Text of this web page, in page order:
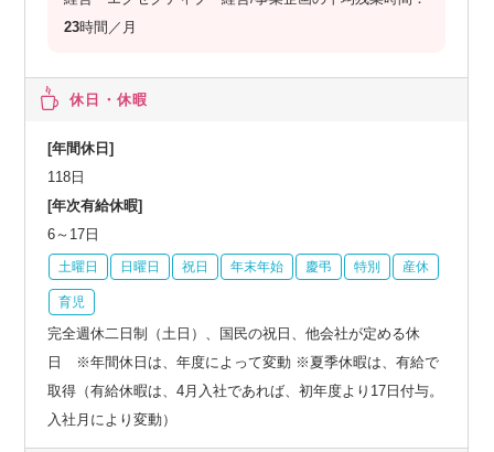
23時間／月
休日・休暇
[年間休日]
118日
[年次有給休暇]
6～17日
土曜日 日曜日 祝日 年末年始 慶弔 特別 産休
育児
完全週休二日制（土日）、国民の祝日、他会社が定める休
日 ※年間休日は、年度によって変動 ※夏季休暇は、有給で
取得（有給休暇は、4月入社であれば、初年度より17日付与。
入社月により変動）